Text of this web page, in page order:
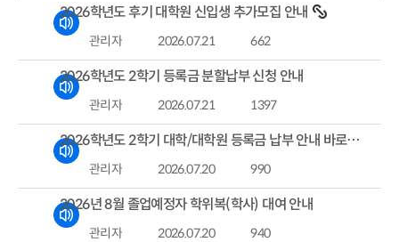
작성일자2026학년도 후기 대학원 신입생 추가모집 안내
관리자 2026.07.21 662
2026학년도 2학기 등록금 분할납부 신청 안내
관리자 2026.07.21 1397
2026학년도 2학기 대학/대학원 등록금 납부 안내 바로가기
관리자 2026.07.20 990
2026년 8월 졸업예정자 학위복(학사) 대여 안내
관리자 2026.07.20 940